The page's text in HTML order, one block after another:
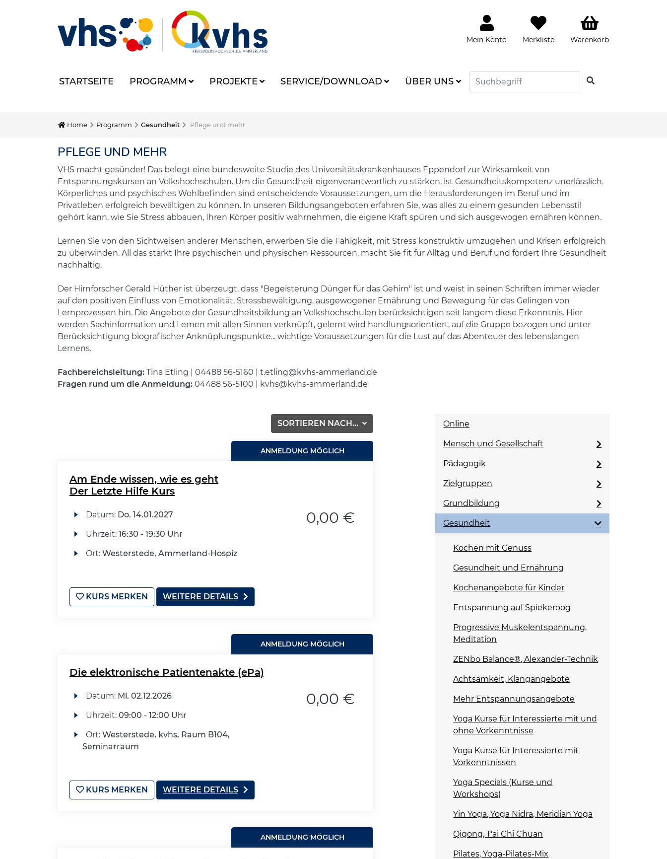
Mein Konto Merkliste Warenkorb
STARTSEITE PROGRAMM PROJEKTE SERVICE/DOWNLOAD ÜBER UNS SUCHEN
Home Programm Gesundheit Pflege und mehr
PFLEGE UND MEHR
VHS macht gesünder! Das belegt eine bundesweite Studie des Universitätskrankenhauses Eppendorf zur Wirksamkeit von
Entspannungskursen an Volkshochschulen. Um die Gesundheit eigenverantwortlich zu stärken, ist Gesundheitskompetenz unerlässlich.
Körperliches und psychisches Wohlbefinden sind entscheidende Voraussetzungen, um die Herausforderungen im Beruf und im
Privatleben erfolgreich bewältigen zu können. In unseren Bildungsangeboten erfahren Sie, was alles zu einem gesunden Lebensstil
gehört kann, wie Sie Stress abbauen, Ihren Körper positiv wahrnehmen, die eigene Kraft spüren und sich ausgewogen ernähren können.
Lernen Sie von den Sichtweisen anderer Menschen, erwerben Sie die Fähigkeit, mit Stress konstruktiv umzugehen und Krisen erfolgreich
zu überwinden. All das stärkt Ihre psychischen und physischen Ressourcen, macht Sie fit für Alltag und Beruf und fördert Ihre Gesundheit
nachhaltig.
Der Hirnforscher Gerald Hüther ist überzeugt, dass "Begeisterung Dünger für das Gehirn" ist und weist in seinen Schriften immer wieder
auf den positiven Einfluss von Emotionalität, Stressbewältigung, ausgewogener Ernährung und Bewegung für das Gelingen von
Lernprozessen hin. Die Angebote der Gesundheitsbildung an Volkshochschulen berücksichtigen seit langem diese Erkenntnis. Hier
werden Sachinformation und Lernen mit allen Sinnen verknüpft, gelernt wird handlungsorientiert, auf die Gruppe bezogen und unter
Berücksichtigung biografischer Anknüpfungspunkte... wichtige Voraussetzungen für die Lust auf das Abenteuer des lebenslangen
Lernens.
Fachbereichsleitung: Tina Etling | 04488 56-5160 | t.etling@kvhs-ammerland.de
Fragen rund um die Anmeldung: 04488 56-5100 | kvhs@kvhs-ammerland.de
SORTIEREN NACH...
ANMELDUNG MÖGLICH
Am Ende wissen, wie es geht
Der Letzte Hilfe Kurs
Datum: Do. 14.01.2027
Uhrzeit: 16:30 - 19:30 Uhr
Ort: Westerstede, Ammerland-Hospiz
0,00 €
KURS MERKEN WEITERE DETAILS
ANMELDUNG MÖGLICH
Die elektronische Patientenakte (ePa)
Datum: Mi. 02.12.2026
Uhrzeit: 09:00 - 12:00 Uhr
Ort: Westerstede, kvhs, Raum B104,
Seminarraum
0,00 €
KURS MERKEN WEITERE DETAILS
ANMELDUNG MÖGLICH
Online
Mensch und Gesellschaft
Pädagogik
Zielgruppen
Grundbildung
Gesundheit
Kochen mit Genuss
Gesundheit und Ernährung
Kochenangebote für Kinder
Entspannung auf Spiekeroog
Progressive Muskelentspannung,
Meditation
ZENbo Balance®, Alexander-Technik
Achtsamkeit, Klangangebote
Mehr Entspannungsangebote
Yoga Kurse für Interessierte mit und
ohne Vorkenntnisse
Yoga Kurse für Interessierte mit
Vorkenntnissen
Yoga Specials (Kurse und
Workshops)
Yin Yoga, Yoga Nidra, Meridian Yoga
Qigong, T'ai Chi Chuan
Pilates, Yoga-Pilates-Mix